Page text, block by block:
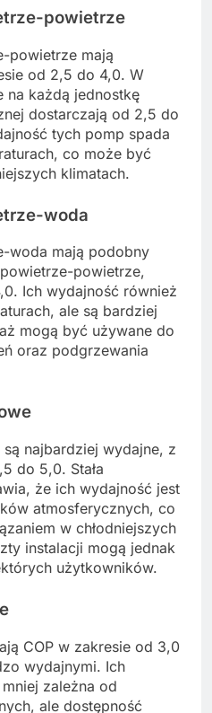
powietrze
powietrze mają
od 2,5 do 4,0. W
na każdą jednostkę
dostarczają od 2,5 do
tych pomp spada
co może być
klimatach.
woda
woda mają podobny
powietrze,
Ich wydajność również
ale są bardziej
mogą być używane do
oraz podgrzewania
najbardziej wydajne, z
do 5,0. Stała
że ich wydajność jest
atmosferycznych, co
w chłodniejszych
instalacji mogą jednak
użytkowników.
COP w zakresie od 3,0
wydajnymi. Ich
zależna od
ale dostępność